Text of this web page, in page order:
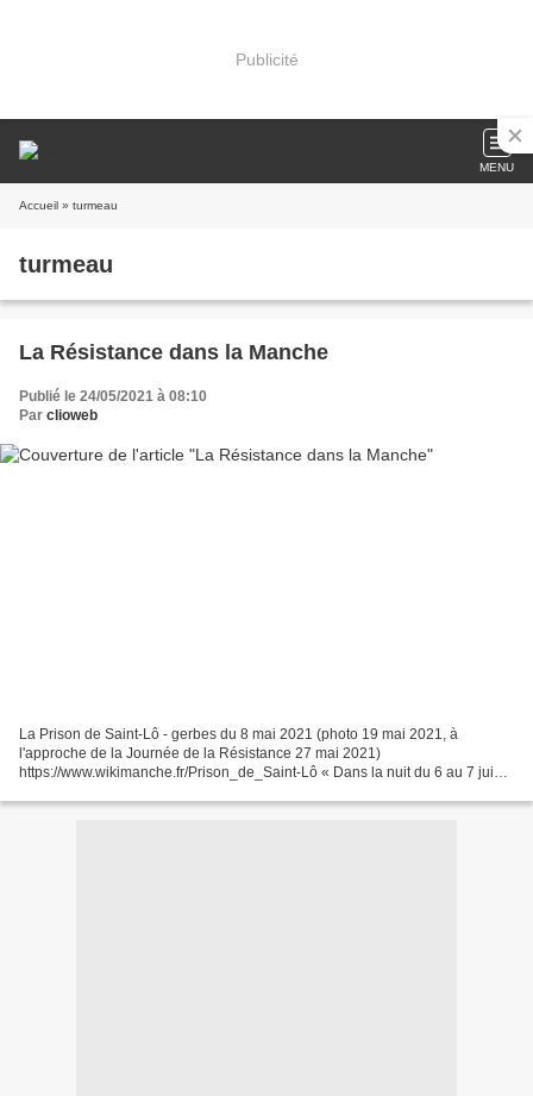
Publicité
MENU
Accueil » turmeau
turmeau
La Résistance dans la Manche
Publié le 24/05/2021 à 08:10
Par clioweb
La Prison de Saint-Lô - gerbes du 8 mai 2021 (photo 19 mai 2021, à
l'approche de la Journée de la Résistance 27 mai 2021)
https://www.wikimanche.fr/Prison_de_Saint-Lô « Dans la nuit du 6 au 7 juin